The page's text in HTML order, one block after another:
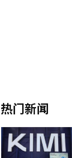
热门新闻